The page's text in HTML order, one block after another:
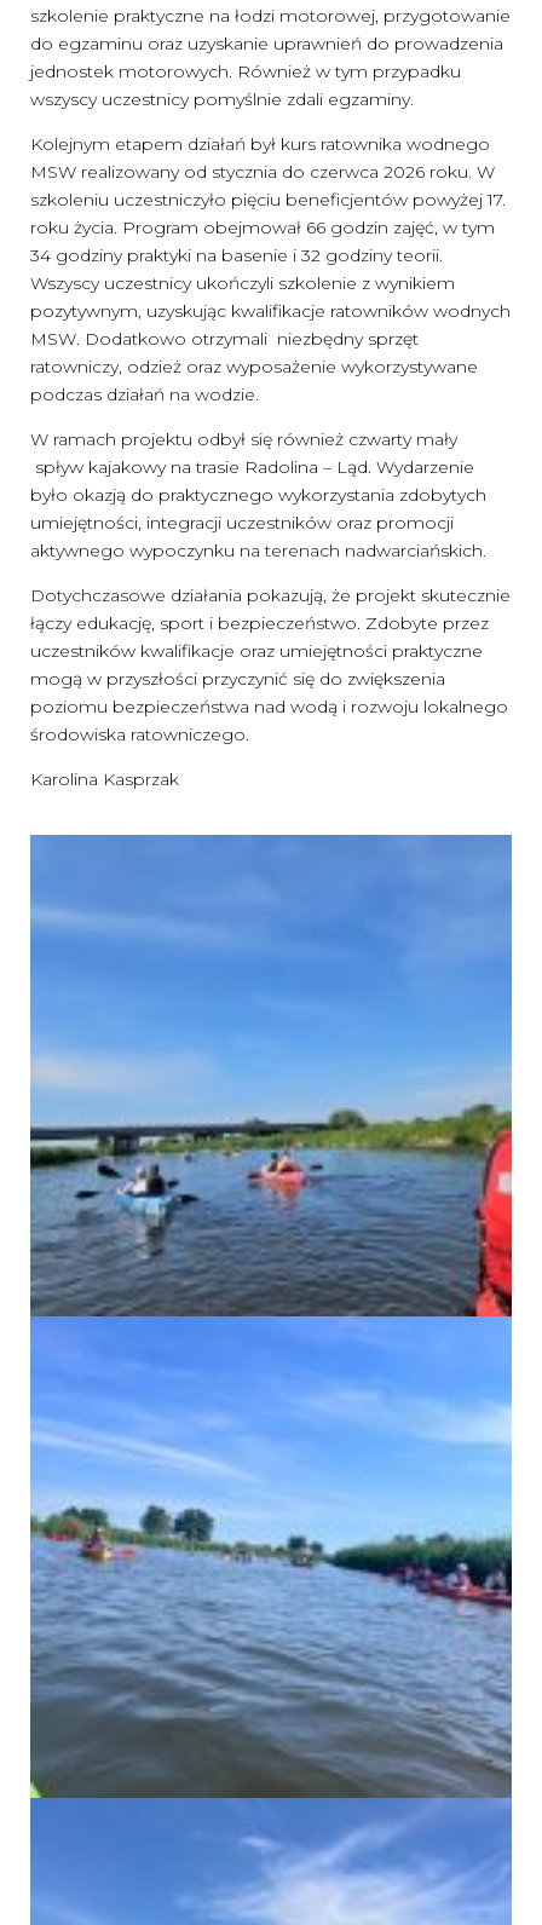
szkolenie praktyczne na łodzi motorowej, przygotowanie
do egzaminu oraz uzyskanie uprawnień do prowadzenia
jednostek motorowych. Również w tym przypadku
wszyscy uczestnicy pomyślnie zdali egzaminy.
Kolejnym etapem działań był kurs ratownika wodnego
MSW realizowany od stycznia do czerwca 2026 roku. W
szkoleniu uczestniczyło pięciu beneficjentów powyżej 17.
roku życia. Program obejmował 66 godzin zajęć, w tym
34 godziny praktyki na basenie i 32 godziny teorii.
Wszyscy uczestnicy ukończyli szkolenie z wynikiem
pozytywnym, uzyskując kwalifikacje ratowników wodnych
MSW. Dodatkowo otrzymali niezbędny sprzęt
ratowniczy, odzież oraz wyposażenie wykorzystywane
podczas działań na wodzie.
W ramach projektu odbył się również czwarty mały
spływ kajakowy na trasie Radolina – Ląd. Wydarzenie
było okazją do praktycznego wykorzystania zdobytych
umiejętności, integracji uczestników oraz promocji
aktywnego wypoczynku na terenach nadwarciańskich.
Dotychczasowe działania pokazują, że projekt skutecznie
łączy edukację, sport i bezpieczeństwo. Zdobyte przez
uczestników kwalifikacje oraz umiejętności praktyczne
mogą w przyszłości przyczynić się do zwiększenia
poziomu bezpieczeństwa nad wodą i rozwoju lokalnego
środowiska ratowniczego.
Karolina Kasprzak